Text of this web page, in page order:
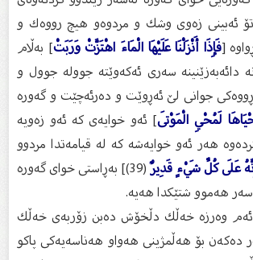
ئه‌بینی زه‌وی وشك و مردوه‌و هیچ رووه‌ك و
[فَإِذَا أَنْزَلْنَا عَلَيْهَا الْمَاءَ اهْتَزَّتْ وَرَبَتْ] به‌ڵام
دائه‌به‌زێنینه‌ سه‌ری ئه‌كه‌وێته‌ جووله‌ جوول و
جوانی لێ ئه‌ڕوێت و ده‌رئه‌چێت و گه‌وره‌
لَمُحْيِ الْمَوْتَى] ئه‌و خوایه‌ی كه‌ ئه‌و زه‌ویه‌
هه‌ر ئه‌و خوایه‌شه‌ كه‌ له‌ قیامه‌تدا مردوو
عَلَى كُلِّ شَيْءٍ قَدِيرٌ
(39)] به‌ڕاستی خوای گه‌وره‌
هه‌موو شتێكدا هه‌یه‌.
ئەم وەرزە خەڵك دڵخۆش دەبن زۆربەی خەڵك
بۆ هەڵمژینی هەواو هەناسەیەكی پاكو